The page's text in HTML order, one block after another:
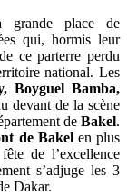
grande place de
qui, hormis leur
ce parterre perdu
national. Les
Boyguel Bamba,
devant de la scène
de Bakel.
de Bakelen plus
de l’excellence
s’adjuge les 3
Dakar.